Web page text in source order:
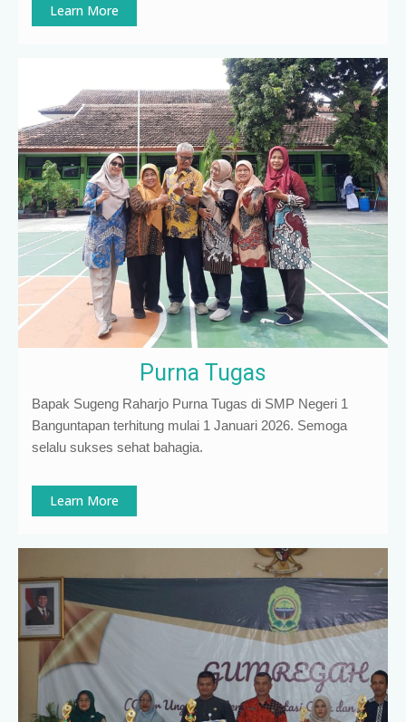
Learn More
Purna Tugas
Bapak Sugeng Raharjo Purna Tugas di SMP Negeri 1
Banguntapan terhitung mulai 1 Januari 2026. Semoga
selalu sukses sehat bahagia.
Learn More